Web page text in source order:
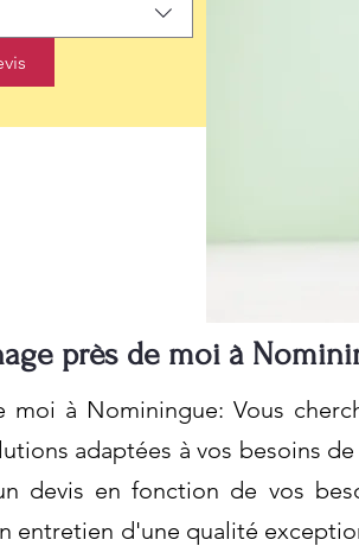
près de moi à
moi à Nominingue: Vous
adaptées à vos besoins
devis en fonction de vos
entretien d'une qualité